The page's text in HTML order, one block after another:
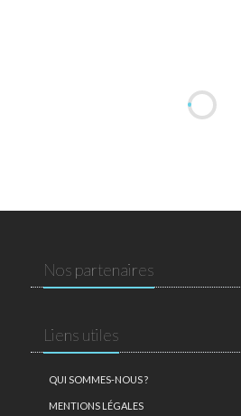
Nos partenaires
Liens utiles
QUI SOMMES-NOUS ?
MENTIONS LÉGALES